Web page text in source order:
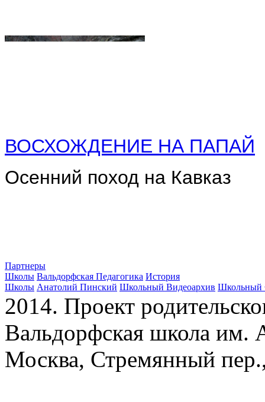
ВОСХОЖДЕНИЕ НА ПАПАЙ
Осенний поход на Кавказ
Партнеры
Школы Вальдорфская Педагогика История
Школы Анатолий Пинский Школьный Видеоархив Школьный
2014. Проект
Вальдорфская школа им.
Москва, Стремянный